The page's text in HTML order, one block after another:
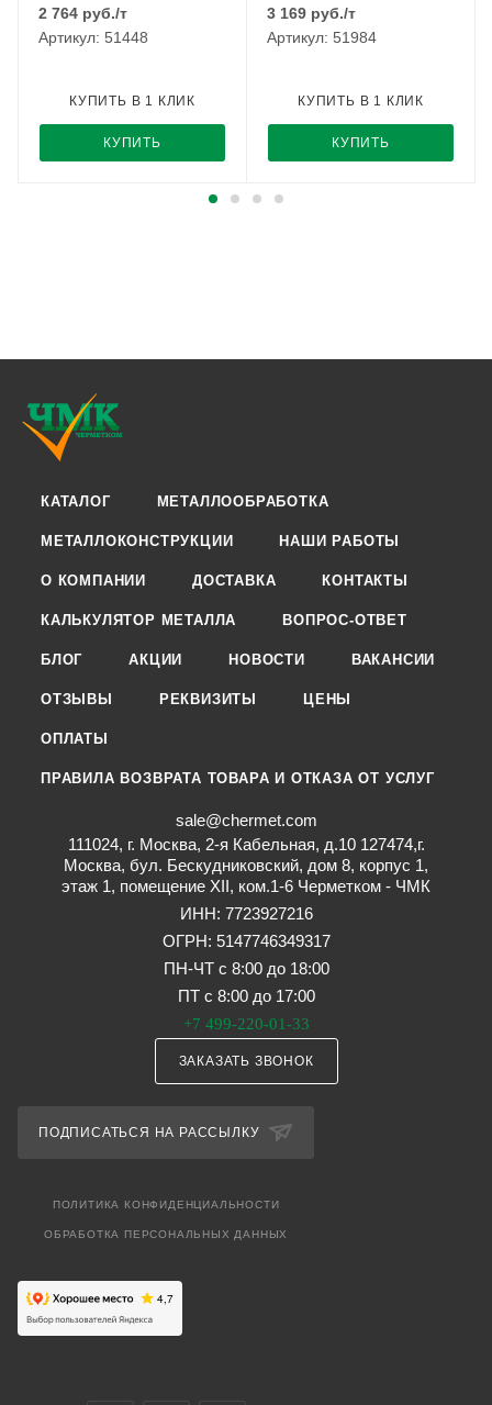
2 764 руб./т
Артикул: 51448
КУПИТЬ
КУПИТЬ В 1 КЛИК
3 169 руб./т
Артикул: 51984
КУПИТЬ
КУПИТЬ В 1 КЛИК
КАТАЛОГ МЕТАЛЛООБРАБОТКА
МЕТАЛЛОКОНСТРУКЦИИ НАШИ РАБОТЫ
О КОМПАНИИ ДОСТАВКА КОНТАКТЫ
КАЛЬКУЛЯТОР МЕТАЛЛА ВОПРОС-ОТВЕТ
БЛОГ АКЦИИ НОВОСТИ ВАКАНСИИ
ОТЗЫВЫ РЕКВИЗИТЫ ЦЕНЫ
ОПЛАТЫ
ПРАВИЛА ВОЗВРАТА ТОВАРА И ОТКАЗА ОТ УСЛУГ
sale@chermet.com
111024, г. Москва, 2-я Кабельная, д.10 127474,г.
Москва, бул. Бескудниковский, дом 8, корпус 1,
этаж 1, помещение XII, ком.1-6 Черметком - ЧМК
ИНН: 7723927216
ОГРН: 5147746349317
ПН-ЧТ с 8:00 до 18:00
ПТ с 8:00 до 17:00
+7 499-220-01-33
ЗАКАЗАТЬ ЗВОНОК
ПОДПИСАТЬСЯ НА РАССЫЛКУ
ПОЛИТИКА КОНФИДЕНЦИАЛЬНОСТИ
ОБРАБОТКА ПЕРСОНАЛЬНЫХ ДАННЫХ